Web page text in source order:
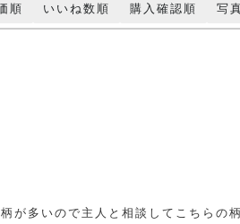
順 いいね数順 購入確認順 写
が多いので主人と相談してこちらの